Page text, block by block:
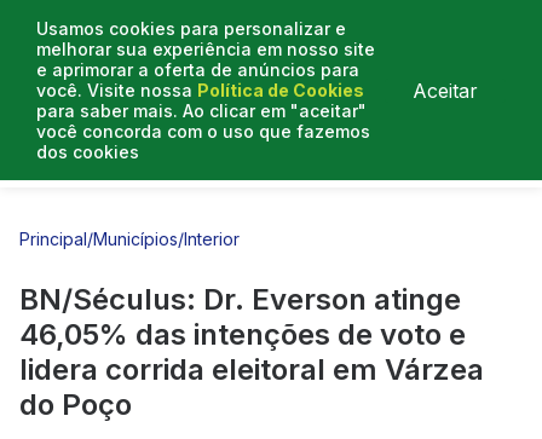
Usamos cookies para personalizar e
melhorar sua experiência em nosso site
e aprimorar a oferta de anúncios para
você. Visite nossa Política de Cookies
para saber mais. Ao clicar em "aceitar"
você concorda com o uso que fazemos
dos cookies
Aceitar
Entrevistas
Principal/Municípios/Interior
BN/Séculus: Dr. Everson atinge
46,05% das intenções de voto e
lidera corrida eleitoral em Várzea
do Poço